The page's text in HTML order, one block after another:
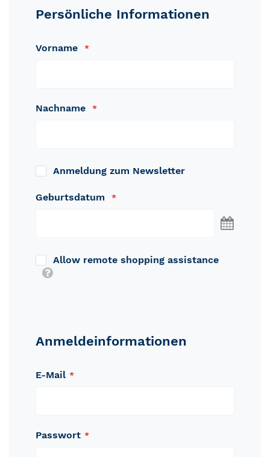
Persönliche Informationen
Vorname
Nachname
Anmeldung zum Newsletter
Geburtsdatum
Wählen
Allow remote shopping assistance
Tooltip
Anmeldeinformationen
E-Mail
Passwort